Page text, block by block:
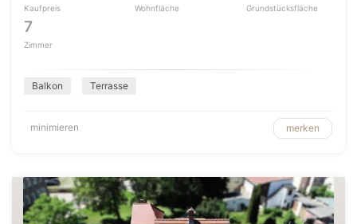
Kaufpreis Wohnfläche Grundstücksfläche
7
Zimmer
Balkon Terrasse
minimieren merken